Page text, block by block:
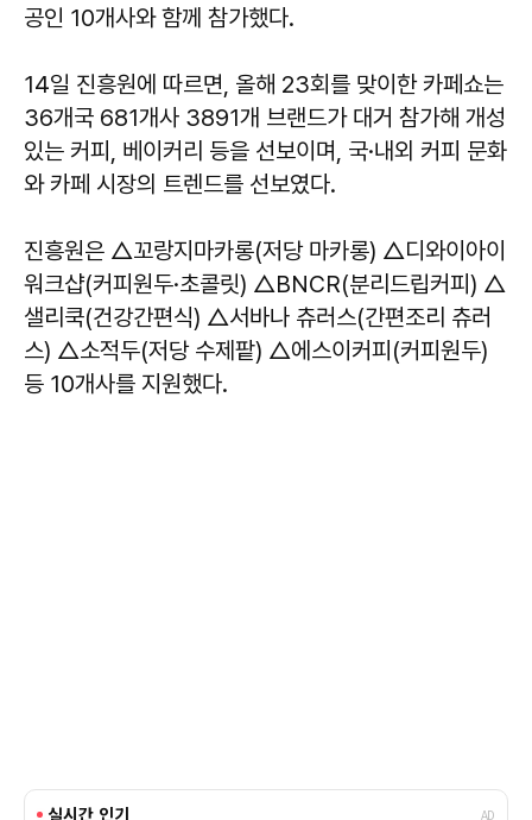
공인 10개사와 함께 참가했다.
14일 진흥원에 따르면, 올해 23회를 맞이한 카페쇼는
36개국 681개사 3891개 브랜드가 대거 참가해 개성
있는 커피, 베이커리 등을 선보이며, 국·내외 커피 문화
와 카페 시장의 트렌드를 선보였다.
진흥원은 △꼬랑지마카롱(저당 마카롱) △디와이아이
워크샵(커피원두·초콜릿) △BNCR(분리드립커피) △
샐리쿡(건강간편식) △서바나 츄러스(간편조리 츄러
스) △소적두(저당 수제팥) △에스이커피(커피원두)
등 10개사를 지원했다.